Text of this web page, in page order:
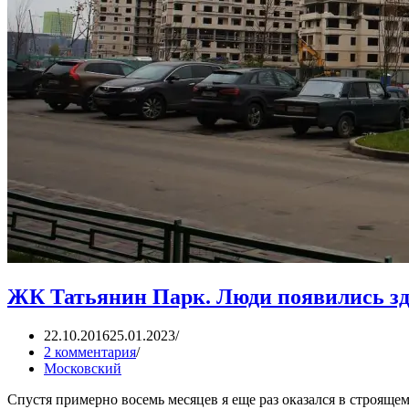
ЖК Татьянин Парк. Люди появились
22.10.201625.01.2023
2 комментария
Московский
Спустя примерно восемь месяцев я еще раз оказался в